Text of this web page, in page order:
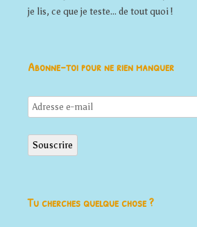
je lis, ce que je teste... de tout quoi !
Abonne-toi pour ne rien manquer
Adresse
e-
mail
Souscrire
Tu cherches quelque chose ?